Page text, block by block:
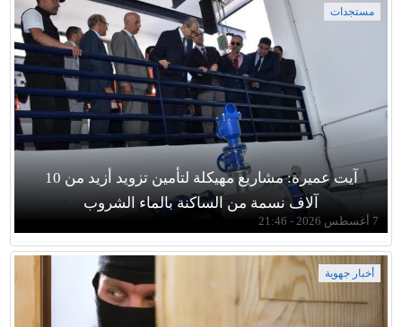
مستجدات
آيت عميرة: مشاريع مهيكلة لتأمين تزويد أزيد من 10
آلاف نسمة من الساكنة بالماء الشروب
7 أغسطس 2026 - 21:46
أخبار جهوية